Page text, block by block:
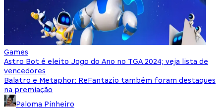
Games
Astro Bot é eleito Jogo do Ano no TGA 2024; veja lista de
vencedores
Balatro e Metaphor: ReFantazio também foram destaques
na premiação
Paloma Pinheiro